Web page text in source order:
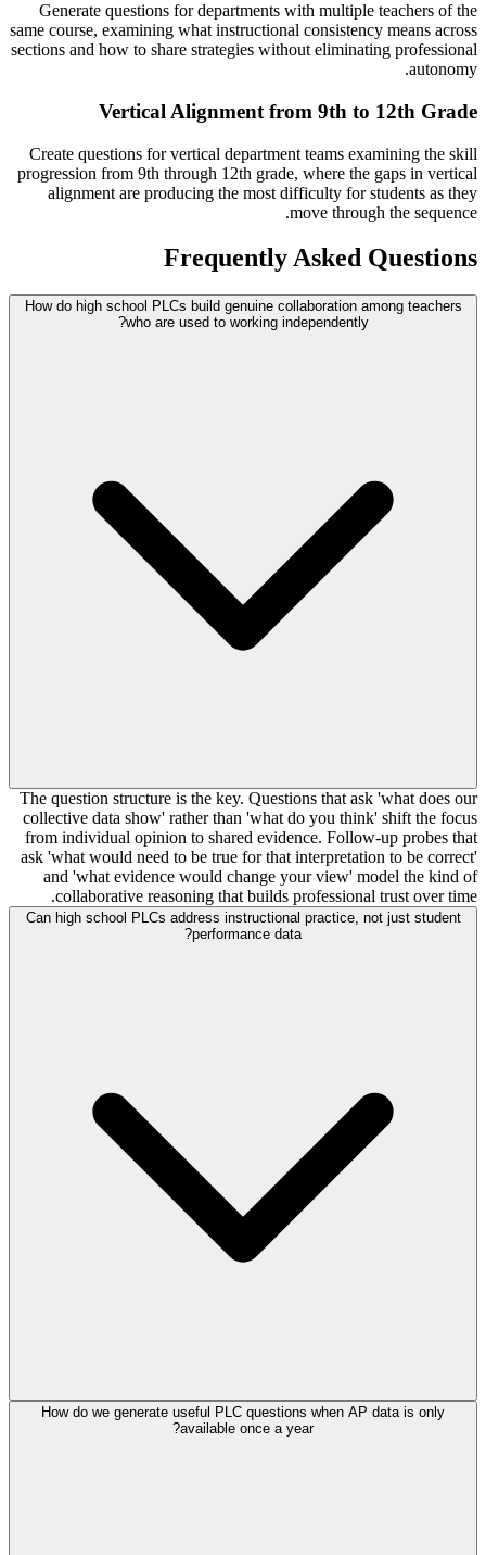
Generate questions for departments with multiple teachers of the
same course, examining what instructional consistency means across
sections and how to share strategies without eliminating professional
autonomy.
Vertical Alignment from 9th to 12th Grade
Create questions for vertical department teams examining the skill
progression from 9th through 12th grade, where the gaps in vertical
alignment are producing the most difficulty for students as they
move through the sequence.
Frequently Asked Questions
How do high school PLCs build genuine collaboration among teachers
who are used to working independently?
The question structure is the key. Questions that ask 'what does our
collective data show' rather than 'what do you think' shift the focus
from individual opinion to shared evidence. Follow-up probes that
ask 'what would need to be true for that interpretation to be correct'
and 'what evidence would change your view' model the kind of
collaborative reasoning that builds professional trust over time.
Can high school PLCs address instructional practice, not just student
performance data?
How do we generate useful PLC questions when AP data is only
available once a year?